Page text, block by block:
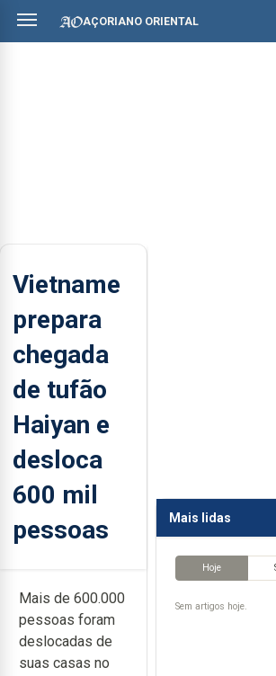
AÇORIANO ORIENTAL
Vietname
prepara
chegada
de tufão
Haiyan e
desloca
600 mil
pessoas
Mais de 600.000
pessoas foram
deslocadas de
suas casas no
Mais lidas
Hoje
Sem artigos hoje.